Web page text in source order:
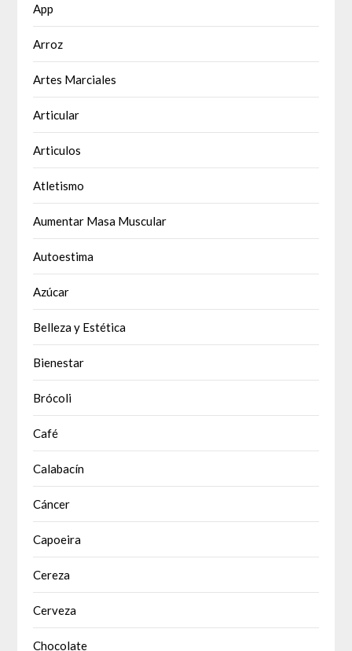
App
Arroz
Artes Marciales
Articular
Articulos
Atletismo
Aumentar Masa Muscular
Autoestima
Azúcar
Belleza y Estética
Bienestar
Brócoli
Café
Calabacín
Cáncer
Capoeira
Cereza
Cerveza
Chocolate